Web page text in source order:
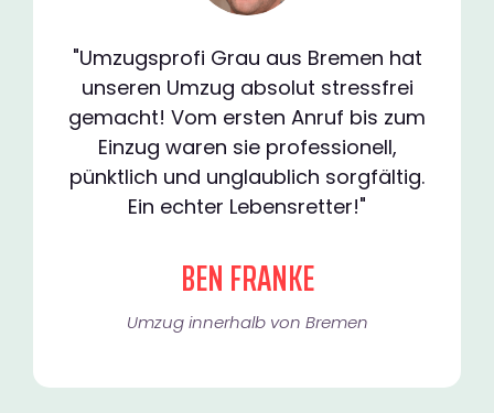
"Umzugsprofi Grau aus Bremen hat
unseren Umzug absolut stressfrei
gemacht! Vom ersten Anruf bis zum
Einzug waren sie professionell,
pünktlich und unglaublich sorgfältig.
Ein echter Lebensretter!"
BEN FRANKE
Umzug innerhalb von Bremen​